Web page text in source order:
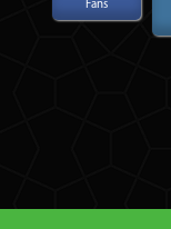
Fans